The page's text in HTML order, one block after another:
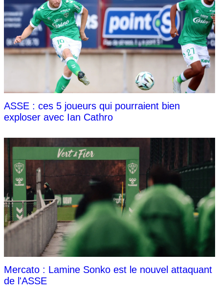
ASSE : ces 5 joueurs qui pourraient bien
exploser avec Ian Cathro
Mercato : Lamine Sonko est le nouvel attaquant
de l'ASSE